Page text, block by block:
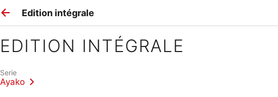
Edition intégrale
EDITION INTÉGRALE
Serie
Ayako